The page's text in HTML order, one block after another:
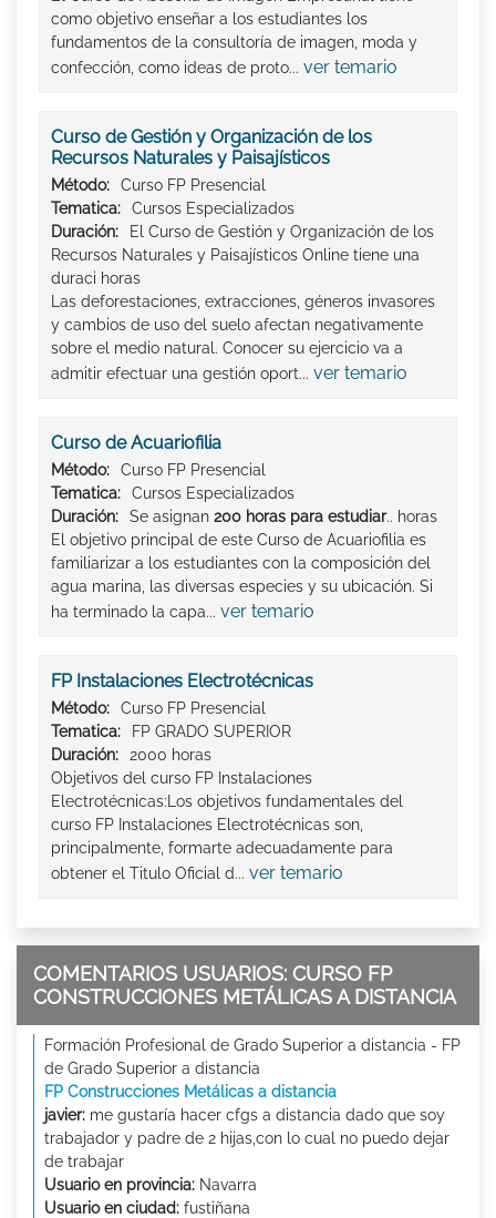
como objetivo enseñar a los estudiantes los
fundamentos de la consultoría de imagen, moda y
confección, como ideas de proto... ver temario
Curso de Gestión y Organización de los
Recursos Naturales y Paisajísticos
Método:
Curso FP Presencial
Tematica:
Cursos Especializados
Duración:
El Curso de Gestión y Organización de los
Recursos Naturales y Paisajísticos Online tiene una
duraci horas
Las deforestaciones, extracciones, géneros invasores
y cambios de uso del suelo afectan negativamente
sobre el medio natural. Conocer su ejercicio va a
admitir efectuar una gestión oport... ver temario
Curso de Acuariofilia
Método:
Curso FP Presencial
Tematica:
Cursos Especializados
Duración:
Se asignan 200 horas para estudiar.. horas
El objetivo principal de este Curso de Acuariofilia es
familiarizar a los estudiantes con la composición del
agua marina, las diversas especies y su ubicación. Si
ha terminado la capa... ver temario
FP Instalaciones Electrotécnicas
Método:
Curso FP Presencial
Tematica:
FP GRADO SUPERIOR
Duración:
2000 horas
Objetivos del curso FP Instalaciones
Electrotécnicas:Los objetivos fundamentales del
curso FP Instalaciones Electrotécnicas son,
principalmente, formarte adecuadamente para
obtener el Titulo Oficial d... ver temario
COMENTARIOS USUARIOS: CURSO FP
CONSTRUCCIONES METÁLICAS A DISTANCIA
Formación Profesional de Grado Superior a distancia - FP
de Grado Superior a distancia
FP Construcciones Metálicas a distancia
javier: me gustaría hacer cfgs a distancia dado que soy
trabajador y padre de 2 hijas,con lo cual no puedo dejar
de trabajar
Usuario en provincia: Navarra
Usuario en ciudad: fustiñana